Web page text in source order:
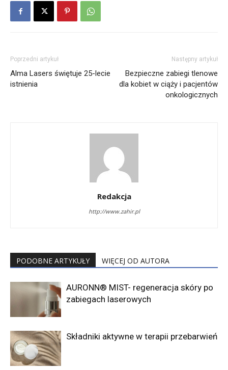
Poprzedni artykuł
Alma Lasers świętuje 25-lecie
istnienia
Następny artykuł
Bezpieczne zabiegi tlenowe
dla kobiet w ciąży i pacjentów
onkologicznych
Redakcja
http://www.zahir.pl
PODOBNE ARTYKUŁY WIĘCEJ OD AUTORA
AURONN® MIST- regeneracja skóry po
zabiegach laserowych
Składniki aktywne w terapii przebarwień